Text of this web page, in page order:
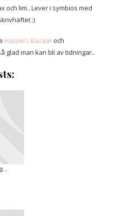
och lim.. Lever i symbios med
:)
Harpers Bazaar och
glad man kan bli av tidningar..